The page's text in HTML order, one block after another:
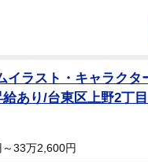
萩本欽一
る文字は?
イラスト・キャラクタ
あり/台東区上野2丁目
33万2,600円